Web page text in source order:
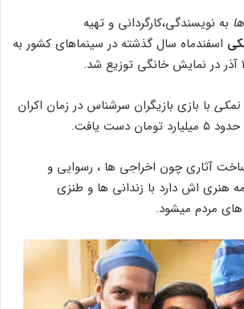
به نویسندگی،کارگردانی و تهیه
اسفندماه سال گذشته در سینماهای کشور به
نمکی با بازی بازیگران سرشناس در زمان اکران
دست یافت.
آثاری چون اخراجی ها ، رسوایی و
هنری اش دارد با زندانی ها و طنزی
مردم میشود.